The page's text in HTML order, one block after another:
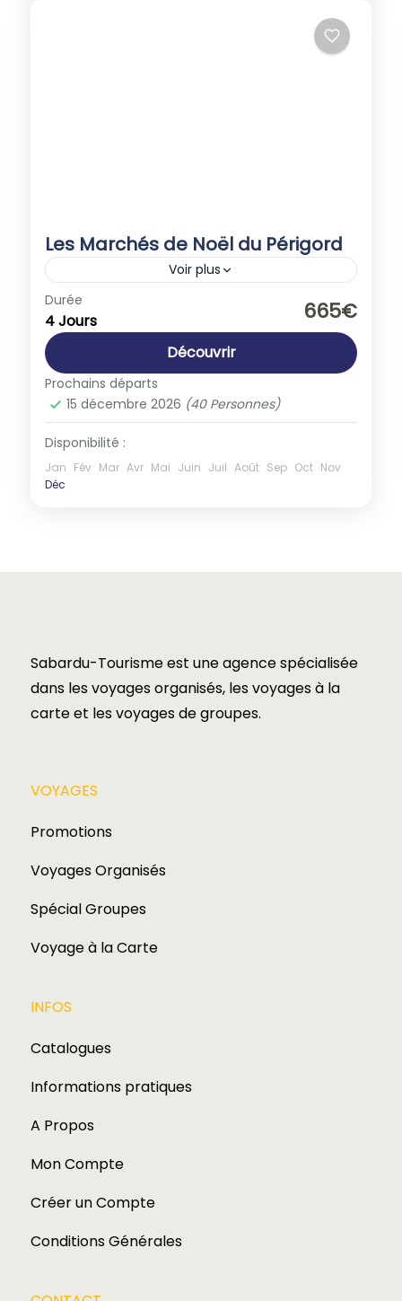
Les Marchés de Noël du Périgord
Voir plus
France
1-40 People
Durée
4 Jours 665€
Découvrir
Prochains départs
15 décembre 2026 (40 Personnes)
Disponibilité :
Jan Fév Mar Avr Mai Juin Juil Août Sep Oct Nov
Déc
Sabardu-Tourisme est une agence spécialisée
dans les voyages organisés, les voyages à la
carte et les voyages de groupes.​
VOYAGES​
Promotions
Voyages Organisés
Spécial Groupes
Voyage à la Carte
INFOS
Catalogues
Informations pratiques
A Propos
Mon Compte
Créer un Compte
Conditions Générales